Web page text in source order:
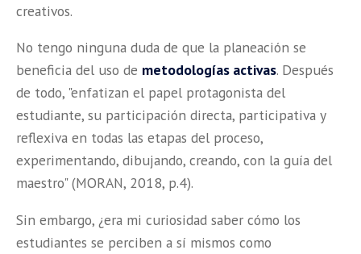
creativos.
No tengo ninguna duda de que la planeación se
beneficia del uso de metodologías activas. Después
de todo, "enfatizan el papel protagonista del
estudiante, su participación directa, participativa y
reflexiva en todas las etapas del proceso,
experimentando, dibujando, creando, con la guía del
maestro" (MORAN, 2018, p.4).
Sin embargo, ¿era mi curiosidad saber cómo los
estudiantes se perciben a sí mismos como